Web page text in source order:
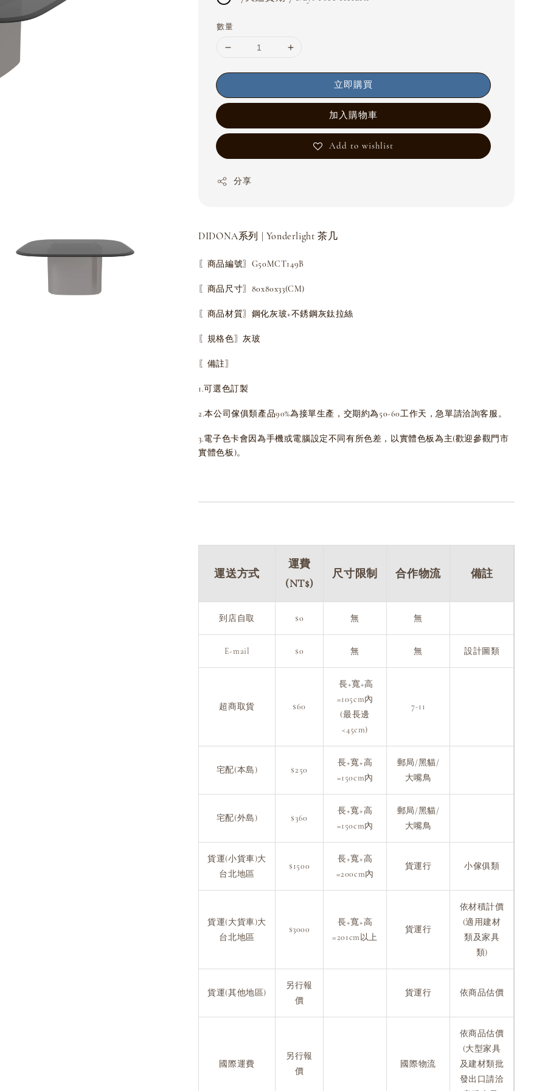
數量
立即購買
加入購物車
Add to wishlist
分享
DIDONA系列 | Yonderlight 茶几
〖商品編號〗G50MCT149B
〖商品尺寸〗80x80x33(CM)
〖商品材質〗鋼化灰玻+不銹鋼灰鈦拉絲
〖規格色〗灰玻
〖備註〗
1.可選色訂製
2.本公司傢俱類產品90%為接單生產，交期約為50-60工作天，急單請洽詢客服。
3.電子色卡會因為手機或電腦設定不同有所色差，以實體色板為主(歡迎參觀門市
實體色板)。
運送方式
運費
(NT$)
尺寸限制 合作物流 備註
到店自取 $0 無 無
E-mail $0 無 無 設計圖類
超商取貨 $60
長+寬+高
=105cm內
(最長邊
<45cm)
7-11
宅配(本島) $250
長+寬+高
=150cm內
郵局/黑貓/
大嘴鳥
宅配(外島) $360
長+寬+高
=150cm內
郵局/黑貓/
大嘴鳥
貨運(小貨車)大
台北地區
$1500
長+寬+高
=200cm內
貨運行 小傢俱類
貨運(大貨車)大
台北地區
$3000
長+寬+高
=201cm以上
貨運行
依材積計價
(適用建材
類及家具
類)
貨運(其他地區)
另行報
價
貨運行 依商品估價
國際運費
另行報
價
國際物流
依商品估價
(大型家具
及建材類批
發出口請洽